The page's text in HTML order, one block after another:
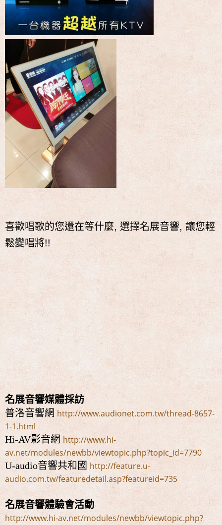
喜歡唱歌的您還在等什麼, 選擇名展音響, 讓您輕
鬆變唱將!!
名展音響媒體採訪
普洛音響網 http://www.audionet.com.tw/thread-8657-
1-1.html
Hi-AV影音網 http://www.hi-
av.net/modules/newbb/viewtopic.php?topic_id=7790
U-audio音響共和國 http://feature.u-
audio.com.tw/featuredetail.asp?featureid=735
名展音響體驗會活動
http://www.hi-av.net/modules/newbb/viewtopic.php?